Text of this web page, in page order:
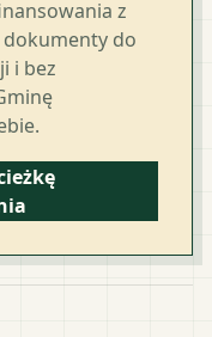
z
do
i bez